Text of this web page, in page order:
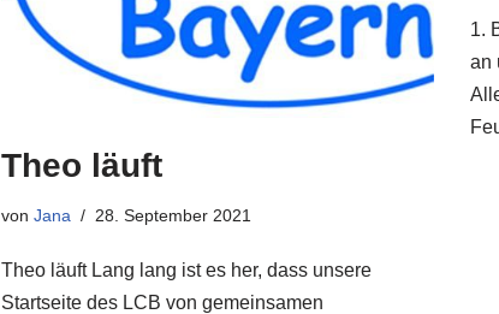
Theo läuft
von Jana 28. September 2021
Theo läuft Lang lang ist es her, dass unsere
Startseite des LCB von gemeinsamen
1.
an